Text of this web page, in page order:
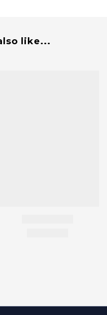
like...